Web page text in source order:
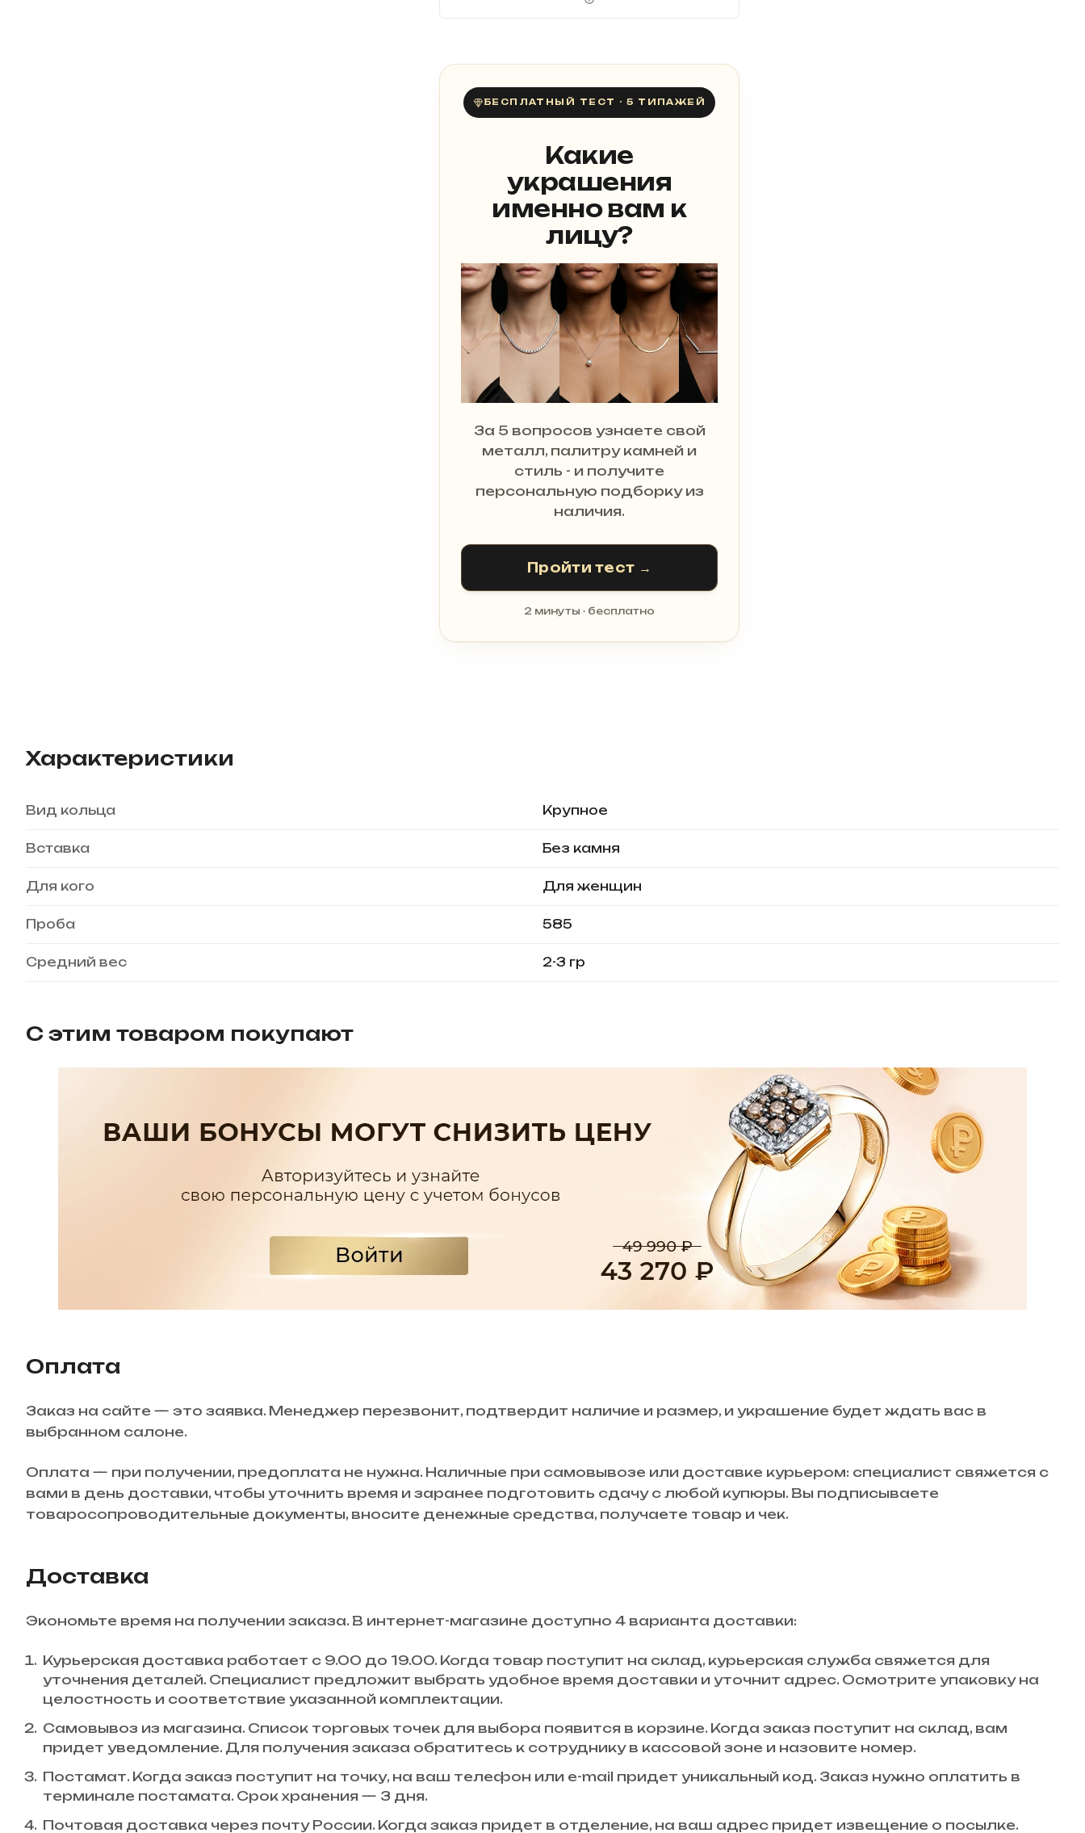
БЕСПЛАТНЫЙ ТЕСТ · 5 ТИПАЖЕЙ
Какие
украшения
именно вам к
лицу?
За 5 вопросов узнаете свой
металл, палитру камней и
стиль - и получите
персональную подборку из
наличия.
Пройти тест →
2 минуты · бесплатно
Характеристики
Вид кольца Крупное
Вставка Без камня
Для кого Для женщин
Проба 585
Средний вес 2-3 гр
С этим товаром покупают
Оплата
Заказ на сайте — это заявка. Менеджер перезвонит, подтвердит наличие и размер, и украшение будет ждать вас в
выбранном салоне.
Оплата — при получении, предоплата не нужна. Наличные при самовывозе или доставке курьером: специалист свяжется с
вами в день доставки, чтобы уточнить время и заранее подготовить сдачу с любой купюры. Вы подписываете
товаросопроводительные документы, вносите денежные средства, получаете товар и чек.
Доставка
Экономьте время на получении заказа. В интернет-магазине доступно 4 варианта доставки:
Курьерская доставка работает с 9.00 до 19.00. Когда товар поступит на склад, курьерская служба свяжется для
уточнения деталей. Специалист предложит выбрать удобное время доставки и уточнит адрес. Осмотрите упаковку на
целостность и соответствие указанной комплектации.
Самовывоз из магазина. Список торговых точек для выбора появится в корзине. Когда заказ поступит на склад, вам
придет уведомление. Для получения заказа обратитесь к сотруднику в кассовой зоне и назовите номер.
Постамат. Когда заказ поступит на точку, на ваш телефон или e-mail придет уникальный код. Заказ нужно оплатить в
терминале постамата. Срок хранения — 3 дня.
Почтовая доставка через почту России. Когда заказ придет в отделение, на ваш адрес придет извещение о посылке.